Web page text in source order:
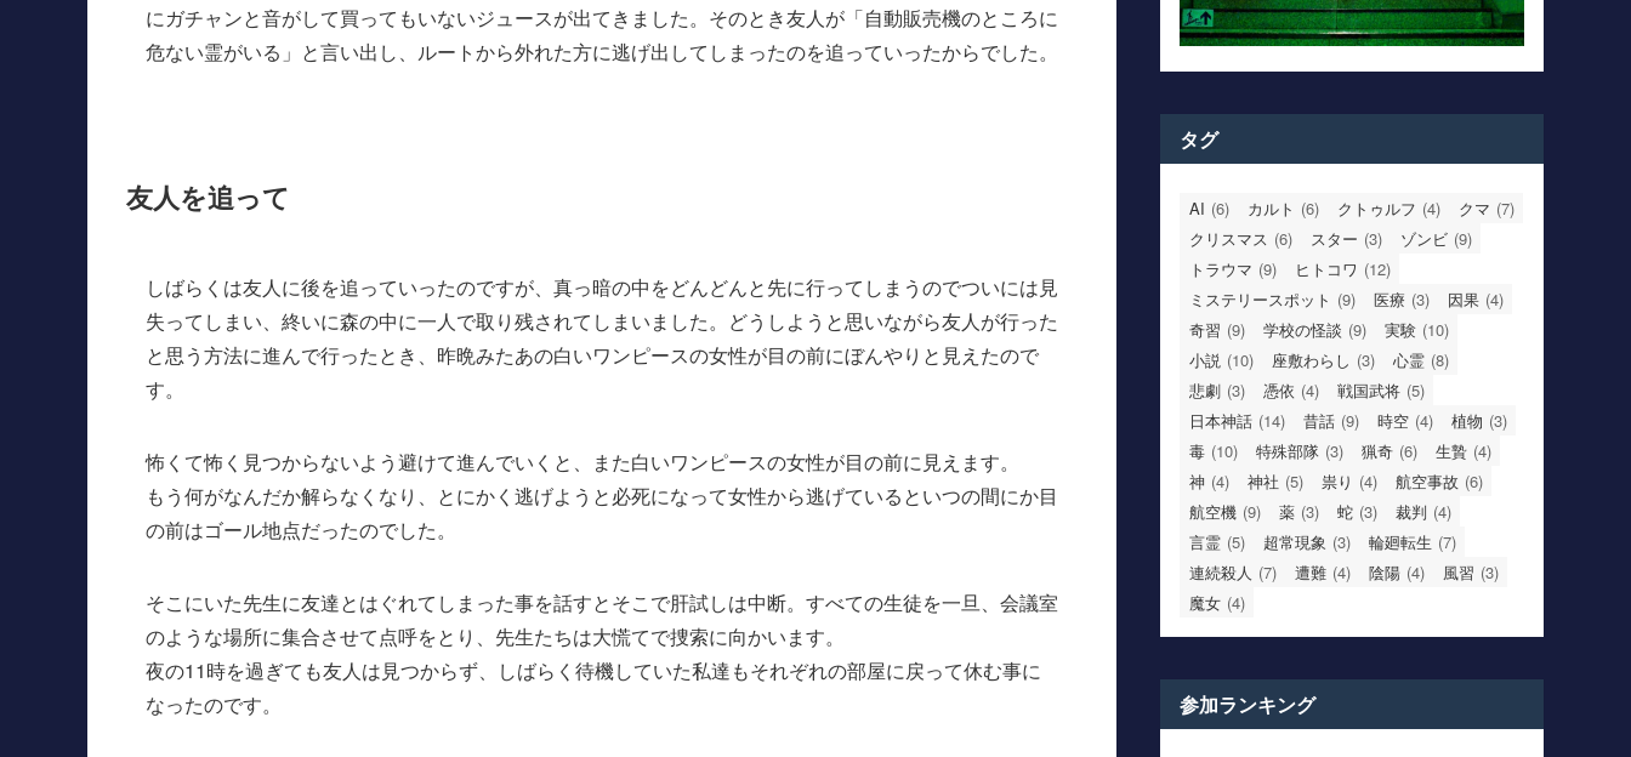
にガチャンと音がして買ってもいないジュースが出てきました。そのとき友人が「自動販売機のところに
危ない霊がいる」と言い出し、ルートから外れた方に逃げ出してしまったのを追っていったからでした。
友人を追って
しばらくは友人に後を追っていったのですが、真っ暗の中をどんどんと先に行ってしまうのでついには見
失ってしまい、終いに森の中に一人で取り残されてしまいました。どうしようと思いながら友人が行った
と思う方法に進んで行ったとき、昨晩みたあの白いワンピースの女性が目の前にぼんやりと見えたので
す。
怖くて怖く見つからないよう避けて進んでいくと、また白いワンピースの女性が目の前に見えます。
もう何がなんだか解らなくなり、とにかく逃げようと必死になって女性から逃げているといつの間にか目
の前はゴール地点だったのでした。
そこにいた先生に友達とはぐれてしまった事を話すとそこで肝試しは中断。すべての生徒を一旦、会議室
のような場所に集合させて点呼をとり、先生たちは大慌てで捜索に向かいます。
夜の11時を過ぎても友人は見つからず、しばらく待機していた私達もそれぞれの部屋に戻って休む事に
なったのです。
タグ
AI (6) カルト (6) クトゥルフ (4) クマ (7)
クリスマス (6) スター (3) ゾンビ (9)
トラウマ (9) ヒトコワ (12)
ミステリースポット (9) 医療 (3) 因果 (4)
奇習 (9) 学校の怪談 (9) 実験 (10)
小説 (10) 座敷わらし (3) 心霊 (8)
悲劇 (3) 憑依 (4) 戦国武将 (5)
日本神話 (14) 昔話 (9) 時空 (4) 植物 (3)
毒 (10) 特殊部隊 (3) 猟奇 (6) 生贄 (4)
神 (4) 神社 (5) 祟り (4) 航空事故 (6)
航空機 (9) 薬 (3) 蛇 (3) 裁判 (4)
言霊 (5) 超常現象 (3) 輪廻転生 (7)
連続殺人 (7) 遭難 (4) 陰陽 (4) 風習 (3)
魔女 (4)
参加ランキング